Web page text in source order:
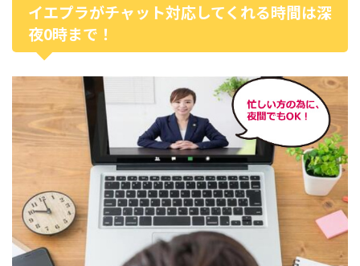
イエプラがチャット対応してくれる時間は深
夜0時まで！